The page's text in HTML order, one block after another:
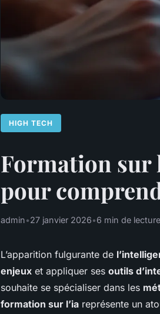
HIGH TECH
Formation sur
pour
admin•27 janvier 2026•6 min de lecture
L’apparition fulgurante de
enjeux et appliquer ses outils
souhaite se spécialiser dans les
formation sur l’ia représente un